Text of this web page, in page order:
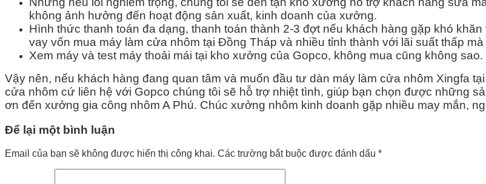
không ảnh hưởng đến hoạt động sản xuất, kinh doanh của xưởng.
Hình thức thanh toán đa dạng, thanh toán thành 2-3 đợt nếu khách hàng gặp khó
vay vốn mua máy làm cửa nhôm tại Đồng Tháp và nhiều tỉnh thành với lãi suất thấp
Xem máy và test máy thoải mái tại kho xưởng của Gopco, không mua cũng không sao.
Vậy nên, nếu khách hàng đang quan tâm và muốn đầu tư dàn máy làm cửa nhôm Xingfa
cửa nhôm cứ liên hệ với Gopco chúng tôi sẽ hỗ trợ nhiệt tình, giúp bạn chọn được những
ơn đến xưởng gia công nhôm A Phú. Chúc xưởng nhôm kinh doanh gặp nhiều may mắn,
Để lại một bình luận
Email của bạn sẽ không được hiển thị công khai. Các trường bắt buộc được đánh dấu *